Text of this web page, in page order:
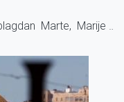
Marte, Marije i
časne sestre i